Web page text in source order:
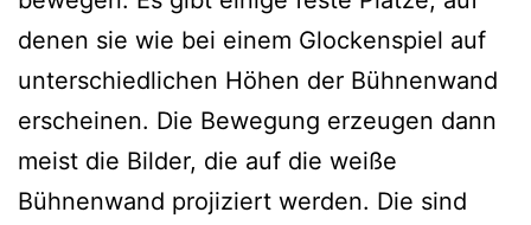
denen sie wie bei einem Glockenspiel auf
unterschiedlichen Höhen der Bühnenwand
erscheinen. Die Bewegung erzeugen dann
meist die Bilder, die auf die weiße
Bühnenwand projiziert werden. Die sind